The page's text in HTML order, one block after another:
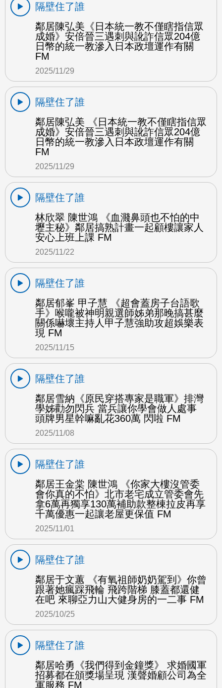
隔壁住了誰
鄰居陳弘美《日本統一教不僅瞎指信眾
成婚》安倍晉三遇刺與訛詐信眾204億
日幣的統一教滲入日本政壇運作有關
FM
2025/11/29
隔壁住了誰
鄰居陳弘美 《日本統一教不僅瞎指信眾
成婚》安倍晉三遇刺與訛詐信眾204億
日幣的統一教滲入日本政壇運作有關
FM
2025/11/29
隔壁住了誰
林欣翠 陳世鴻 《血濺鼻頭也不怕的中
壢主秘》鄰居搞熟計畫一起顧樓讓家人
安心上班上課 FM
2025/11/22
隔壁住了誰
鄰居郁峯 甲子慧 《超會蓋房子台語歌
手》喉嚨被神明親選師姊弟那晚搞甚麼
關係嚇壞主持人甲子慧強助攻超娛樂表
現 FM
2025/11/15
隔壁住了誰
鄰居雪納《原民穿搭專家是職軍》排灣
學姊勸勿閃兵 當兵讓你學會做人處事
頭牌男星幹嘛亂花360萬 閃啦 FM
2025/11/08
隔壁住了誰
鄰居王金棠 陳世鴻 《你家大樓沒管委
會你真的不怕》北市老宅成立管委會先
拿6萬再獨享130萬補助款整棟拉皮再享
千萬優惠一起讓老屋更保值 FM
2025/11/01
隔壁住了誰
鄰居于文蕙 《有氧祖師奶奶駕到》你曾
跟著她瘋踩飛輪 飛跨階梯 膝蓋都還健
在吧 來聊亞力山大健身房的一二事 FM
2025/10/25
隔壁住了誰
鄰居哈勇《我們得到金鐘獎》 求婚國軍
招募都在頒獎場呈現 漢聲婚顧公司為全
軍服務 FM